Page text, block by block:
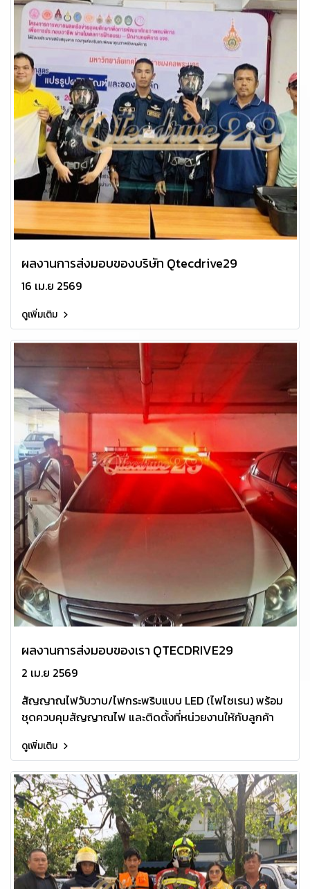
ผลงานการส่งมอบของบริษัท Qtecdrive29
16 เม.ย 2569
ดูเพิ่มเติม
ผลงานการส่งมอบของเรา QTECDRIVE29
2 เม.ย 2569
สัญญาณไฟวับวาบ/ไฟกระพริบแบบ LED (ไฟไซเรน) พร้อม
ชุดควบคุมสัญญาณไฟ และติดตั้งที่หน่วยงานให้กับลูกค้า
ดูเพิ่มเติม